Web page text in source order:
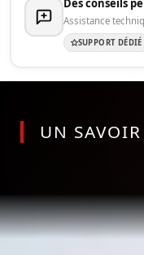
Des conseils
Assistance
SUPPORT DÉDIÉ
UN